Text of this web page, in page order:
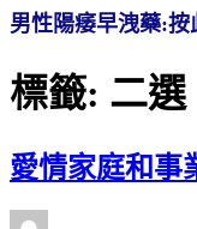
男性陽痿早洩藥:按
標籤: 二選
愛情家庭和事